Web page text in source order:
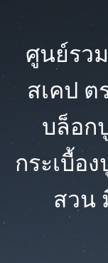
ศูนย์รว
สเคป ต
บล็อก
กระเบื้อ
สวน